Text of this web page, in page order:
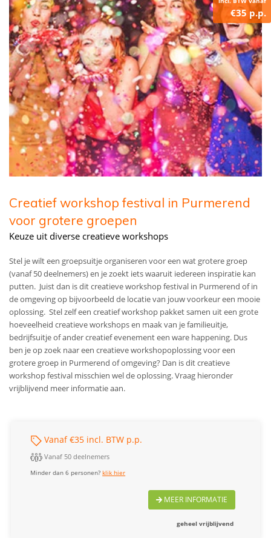
€35 p.p.
Creatief workshop festival in Purmerend
voor grotere groepen
Keuze uit diverse creatieve workshops
Stel je wilt een groepsuitje organiseren voor een wat grotere groep
(vanaf 50 deelnemers) en je zoekt iets waaruit iedereen inspiratie kan
putten. Juist dan is dit creatieve workshop festival in Purmerend of in
de omgeving op bijvoorbeeld de locatie van jouw voorkeur een mooie
oplossing. Stel zelf een creatief workshop pakket samen uit een grote
hoeveelheid creatieve workshops en maak van je familieuitje,
bedrijfsuitje of ander creatief evenement een ware happening. Dus
ben je op zoek naar een creatieve workshopoplossing voor een
grotere groep in Purmerend of omgeving? Dan is dit creatieve
workshop festival misschien wel de oplossing. Vraag hieronder
vrijblijvend meer informatie aan.
Vanaf €35 incl. BTW p.p.
Vanaf 50 deelnemers
Minder dan 6 personen?klik hier
MEER INFORMATIE
geheel vrijblijvend